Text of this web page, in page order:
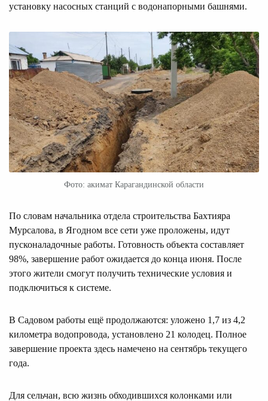
установку насосных станций с водонапорными башнями.
Фото: акимат Карагандинской области
По словам начальника отдела строительства Бахтияра
Мурсалова, в Ягодном все сети уже проложены, идут
пусконаладочные работы. Готовность объекта составляет
98%, завершение работ ожидается до конца июня. После
этого жители смогут получить технические условия и
подключиться к системе.
В Садовом работы ещё продолжаются: уложено 1,7 из 4,2
километра водопровода, установлено 21 колодец. Полное
завершение проекта здесь намечено на сентябрь текущего
года.
Для сельчан, всю жизнь обходившихся колонками или